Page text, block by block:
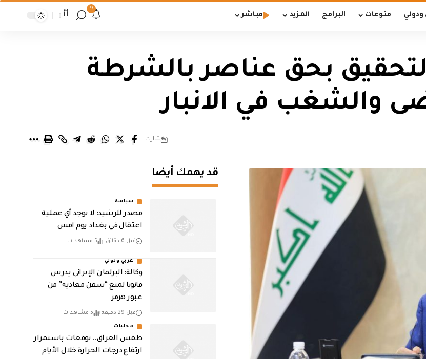
ودولي منوعات البرامج المزيد مباشر
9
أأ
بحق عناصر بالشرطة
والشغب في الانبار
شارك
قد يهمك أيضا
سياسة
مصدر للرشيد: لا توجد أي عملية
اعتقال في بغداد يوم امس
قبل 6 دقائق 5 مشاهدات
عربي ودولي
وكالة: البرلمان الإيراني يدرس
قانونا لمنع “سفن معادية” من
عبور هرمز
قبل 29 دقيقة 5 مشاهدات
محليات
طقس العراق.. توقعات باستمرار
ارتفاع درجات الحرارة خلال الأيام